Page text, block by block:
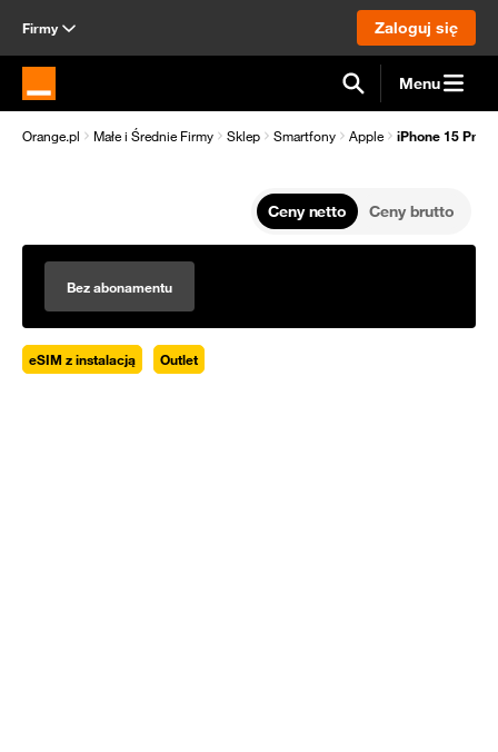
Firmy Zaloguj się
Strona główna Orange.pl Menu
Orange.pl Małe i Średnie Firmy Sklep Smartfony Apple iPhone 15 Pro
Ceny netto Ceny brutto
Bez abonamentu
eSIM z instalacją Outlet